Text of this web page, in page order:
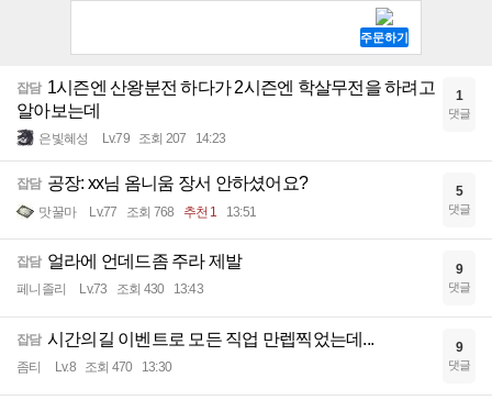
잡담 1시즌엔 산왕분전 하다가 2시즌엔 학살무전을 하려고
알아보는데
은빛혜성 Lv.79 조회 207 14:23
1
댓글
잡담 공장: xx님 옴니움 장서 안하셨어요?
맛꿀마 Lv.77 조회 768 추천 1 13:51
5
댓글
잡담 얼라에 언데드좀 주라 제발
페니졸리 Lv.73 조회 430 13:43
9
댓글
잡담 시간의길 이벤트로 모든 직업 만렙찍었는데...
좀티 Lv.8 조회 470 13:30
9
댓글